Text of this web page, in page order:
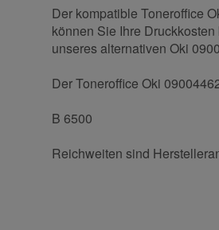
Der kompatible Toneroffice
können Sie Ihre
unseres alternativen Oki
Der Toneroffice Oki
B 6500
Reichweiten sind